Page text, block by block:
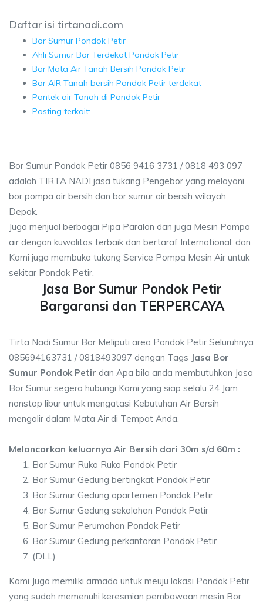
Daftar isi tirtanadi.com
Bor Sumur Pondok Petir
Ahli Sumur Bor Terdekat Pondok Petir
Bor Mata Air Tanah Bersih Pondok Petir
Bor AIR Tanah bersih Pondok Petir terdekat
Pantek air Tanah di Pondok Petir
Posting terkait:
Bor Sumur Pondok Petir 0856 9416 3731 / 0818 493 097
adalah TIRTA NADI jasa tukang Pengebor yang melayani
bor pompa air bersih dan bor sumur air bersih wilayah
Depok.
Juga menjual berbagai Pipa Paralon dan juga Mesin Pompa
air dengan kuwalitas terbaik dan bertaraf International, dan
Kami juga membuka tukang Service Pompa Mesin Air untuk
sekitar Pondok Petir.
Jasa Bor Sumur Pondok Petir
Bargaransi dan TERPERCAYA
Tirta Nadi Sumur Bor Meliputi area Pondok Petir Seluruhnya
085694163731 / 0818493097 dengan Tags Jasa Bor
Sumur Pondok Petir dan Apa bila anda membutuhkan Jasa
Bor Sumur segera hubungi Kami yang siap selalu 24 Jam
nonstop libur untuk mengatasi Kebutuhan Air Bersih
mengalir dalam Mata Air di Tempat Anda.
Melancarkan keluarnya Air Bersih dari 30m s/d 60m :
Bor Sumur Ruko Ruko Pondok Petir
Bor Sumur Gedung bertingkat Pondok Petir
Bor Sumur Gedung apartemen Pondok Petir
Bor Sumur Gedung sekolahan Pondok Petir
Bor Sumur Perumahan Pondok Petir
Bor Sumur Gedung perkantoran Pondok Petir
(DLL)
Kami Juga memiliki armada untuk meuju lokasi Pondok Petir
yang sudah memenuhi keresmian pembawaan mesin Bor